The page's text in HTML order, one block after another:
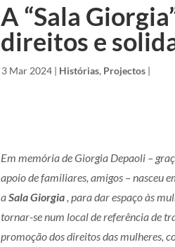
A “Sala
direitos e
3 Mar 2024 | Histórias, Projectos |
Em memóriade Giorgia Depaoli –
apoio de familiares, amigos – nasceu
aSala Giorgia, para dar espaço às
tornar-se num local de referência de
promoção dos direitos das mulheres,